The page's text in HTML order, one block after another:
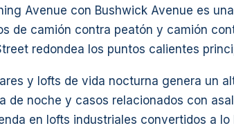
Avenue con Bushwick Avenue es
de camión contra peatón y camión
redondea los puntos calientes
y lofts de vida nocturna genera un
de noche y casos relacionados con
en lofts industriales convertidos a